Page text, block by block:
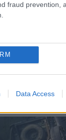
fraud prevention,
Data Access
από τη
σταλεί 112
οι
-